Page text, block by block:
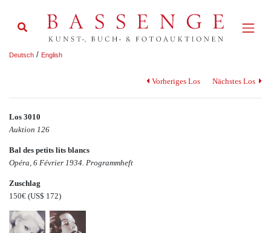
Deutsch / English
Vorheriges Los Nächstes Los
Los 3010
Auktion 126
Bal des petits lits blancs
Opéra, 6 Février 1934. Programmheft
Zuschlag
150€ (US$ 172)